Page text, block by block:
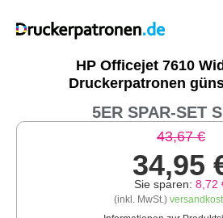
HP Officejet 7610
Druckerpatronen
5ER SPAR-SET
43,67 €
34,95
Sie sparen: 8,72
(inkl. MwSt.)